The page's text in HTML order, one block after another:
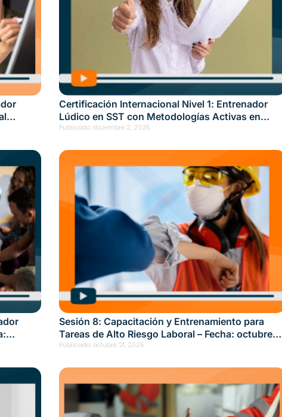
Certificación Internacional Nivel 1: Entrenador
Lúdico en SST con Metodologías Activas en
Cereté – Fecha: noviembre 14, 2025
Publicado: diciembre 2, 2025
Sesión 8: Capacitación y Entrenamiento para
Tareas de Alto Riesgo Laboral – Fecha: octubre
14, 2025
Publicado: octubre 21, 2025